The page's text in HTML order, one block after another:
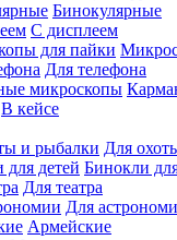
Бинокулярные
С дисплеем
Для телефона
В кейсе
Для
Бинокли
Для театра
Для
Армейские